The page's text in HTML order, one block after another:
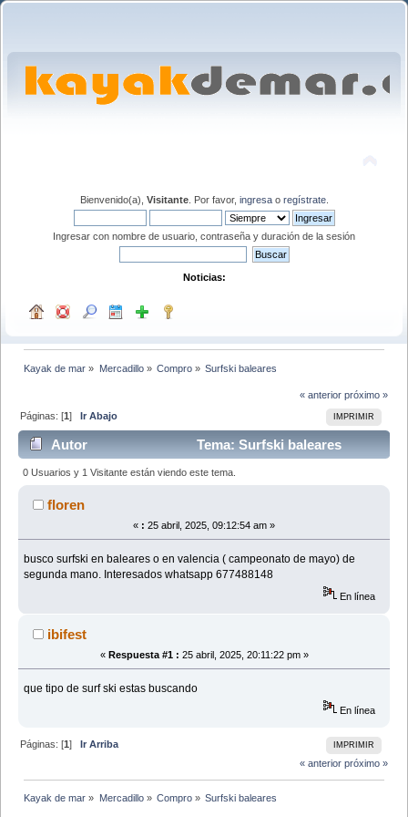
Bienvenido(a), Visitante. Por favor, ingresao regístrate.
Ingresar con nombre de usuario, contraseña y duración de la sesión
Noticias:
Kayak de mar » Mercadillo» Compro» Surfski baleares
« anterior próximo »
IMPRIMIR
Páginas: [1]Ir Abajo
Autor
Tema: Surfski baleares
(Leído 16290 veces)
0 Usuarios y 1 Visitante están viendo este tema.
floren
« : 25 abril, 2025, 09:12:54 am »
busco surfski en baleares o en valencia ( campeonato de mayo) de
segunda mano. Interesados whatsapp 677488148
En línea
ibifest
« Respuesta #1 : 25 abril, 2025, 20:11:22 pm »
que tipo de surf ski estas buscando
En línea
IMPRIMIR
Páginas: [1]Ir Arriba
« anterior próximo »
Kayak de mar » Mercadillo» Compro» Surfski baleares